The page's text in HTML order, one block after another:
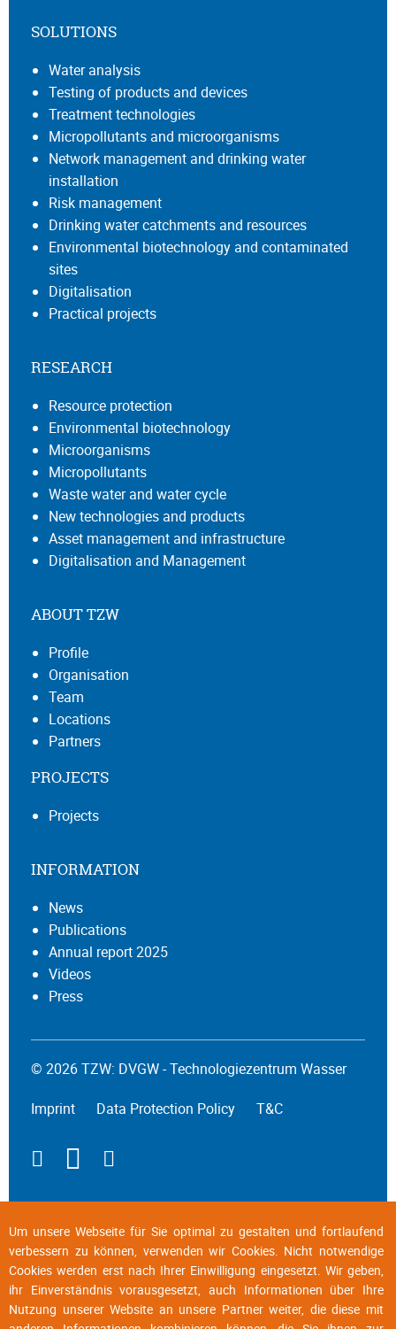
SOLUTIONS
Water analysis
Testing of products and devices
Treatment technologies
Micropollutants and microorganisms
Network management and drinking water
installation
Risk management
Drinking water catchments and resources
Environmental biotechnology and contaminated
sites
Digitalisation
Practical projects
RESEARCH
Resource protection
Environmental biotechnology
Microorganisms
Micropollutants
Waste water and water cycle
New technologies and products
Asset management and infrastructure
Digitalisation and Management
ABOUT TZW
Profile
Organisation
Team
Locations
Partners
PROJECTS
Projects
INFORMATION
News
Publications
Annual report 2025
Videos
Press
© 2026 TZW: DVGW - Technologiezentrum Wasser
Imprint Data Protection Policy T&C
Um unsere Webseite für Sie optimal zu gestalten und fortlaufend
verbessern zu können, verwenden wir Cookies. Nicht notwendige
Cookies werden erst nach Ihrer Einwilligung eingesetzt. Wir geben,
ihr Einverständnis vorausgesetzt, auch Informationen über Ihre
Nutzung unserer Website an unsere Partner weiter, die diese mit